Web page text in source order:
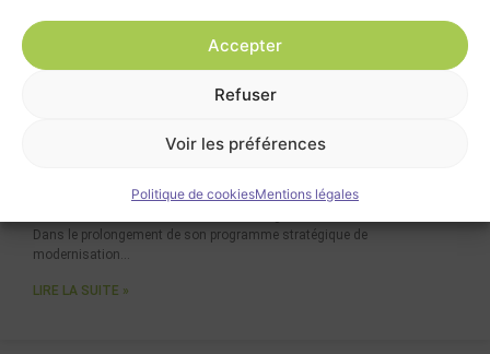
Accepter
Refuser
Voir les préférences
Politique de cookiesMentions légales
HMY – AUXERRE
Dans le prolongement de son programme stratégique de
modernisation…
LIRE LA SUITE »